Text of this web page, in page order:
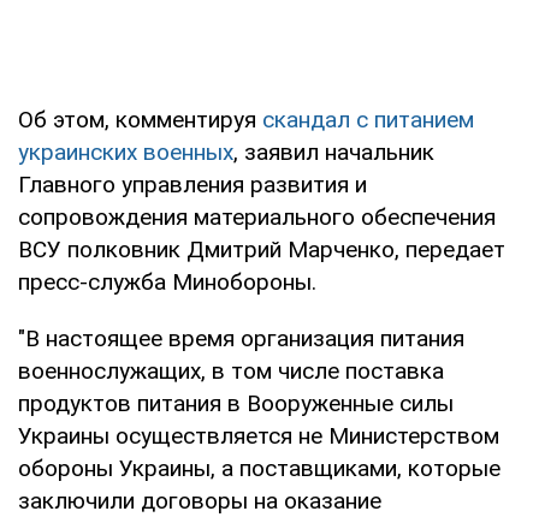
Об этом, комментируя скандал с питанием
украинских военных, заявил начальник
Главного управления развития и
сопровождения материального обеспечения
ВСУ полковник Дмитрий Марченко, передает
пресс-служба Минобороны.
"В настоящее время организация питания
военнослужащих, в том числе поставка
продуктов питания в Вооруженные силы
Украины осуществляется не Министерством
обороны Украины, а поставщиками, которые
заключили договоры на оказание